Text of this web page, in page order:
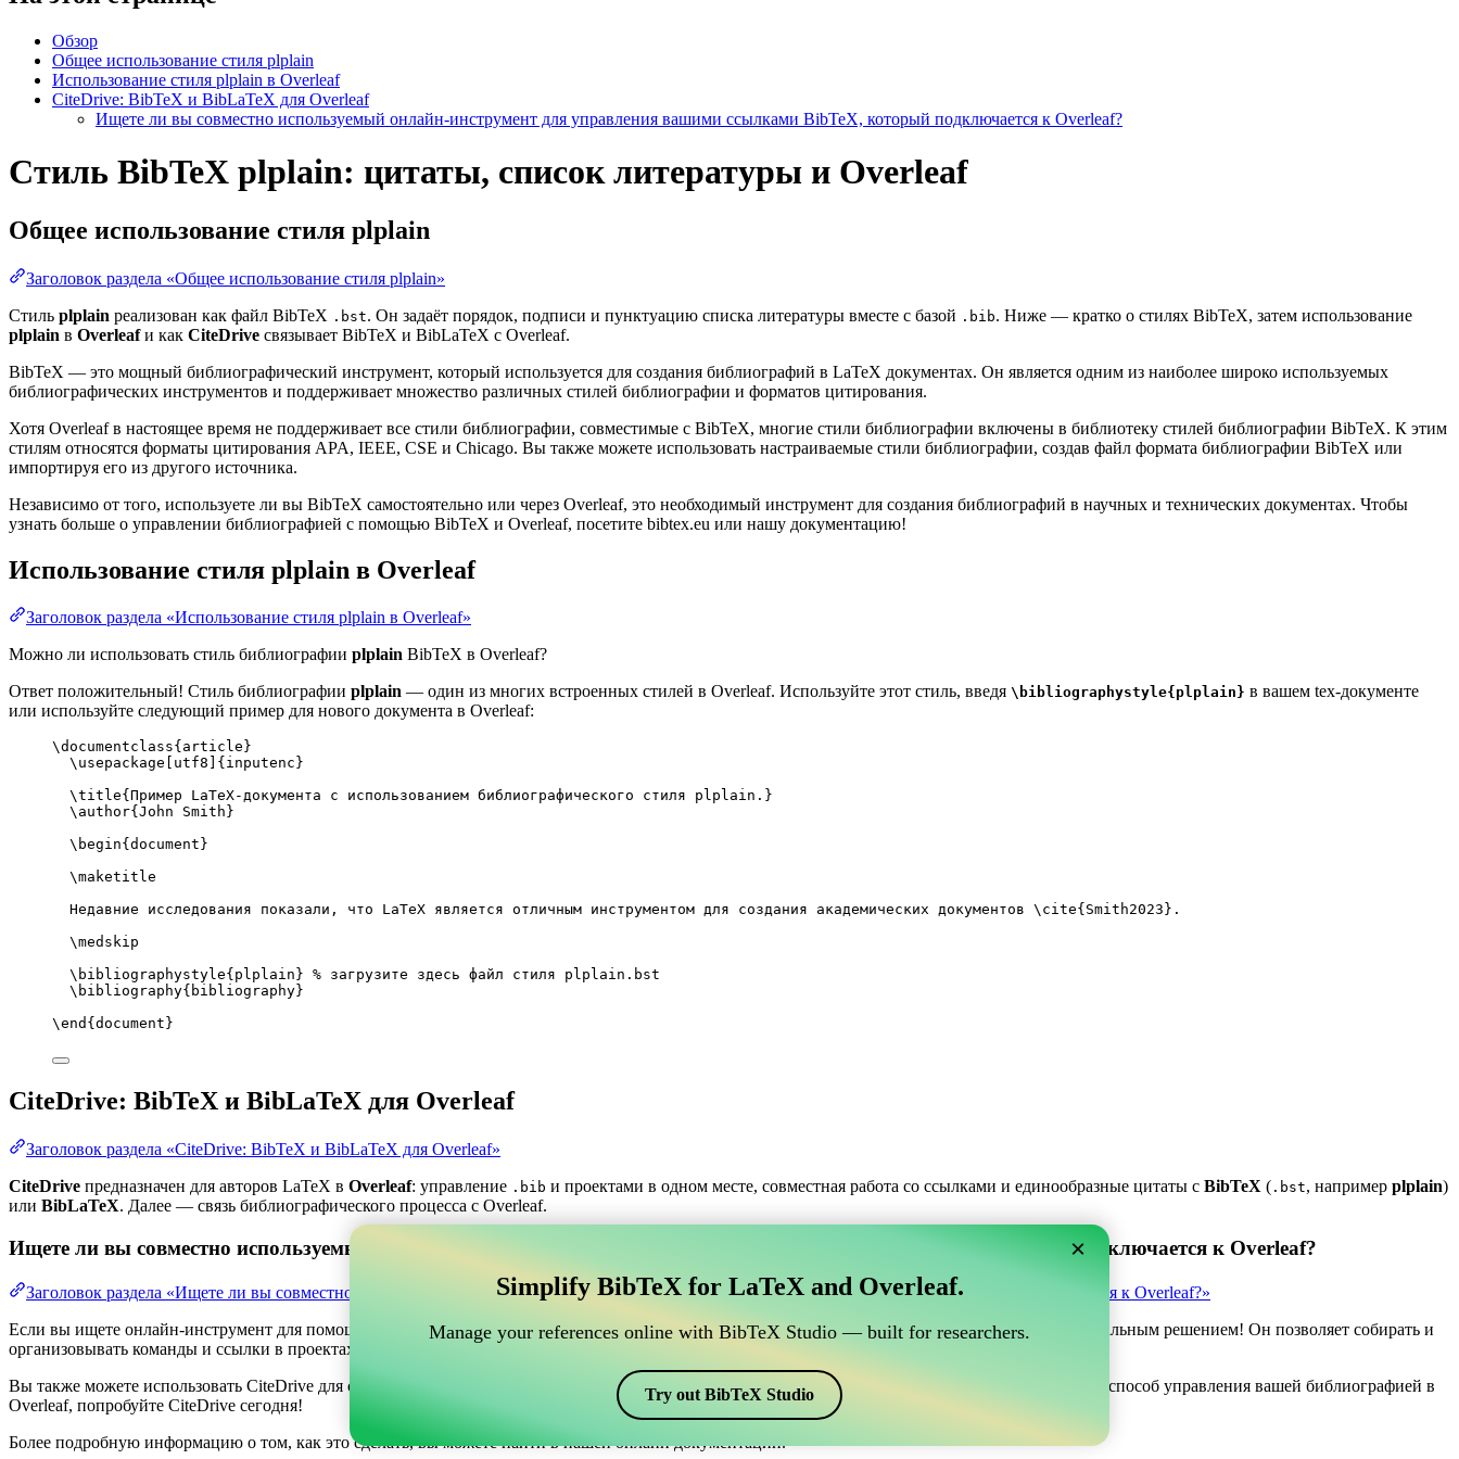
Обзор
Общее использование стиля plplain
Использование стиля plplain в Overleaf
CiteDrive: BibTeX и BibLaTeX для Overleaf
Ищете ли вы совместно используемый онлайн-инструмент для управления вашими ссылками BibTeX, который подключается к Overleaf?
Стиль BibTeX plplain: цитаты, список литературы и Overleaf
Общее использование стиля plplain
Заголовок раздела «Общее использование стиля plplain»
Стиль plplain реализован как файл BibTeX .bst. Он задаёт порядок, подписи и пунктуацию списка литературы вместе с базой .bib. Ниже — кратко о стилях BibTeX, затем использование
plplain в Overleafи как CiteDrive связывает BibTeX и BibLaTeX с Overleaf.
BibTeX — это мощный библиографический инструмент, который используется для создания библиографий в LaTeX документах. Он является одним из наиболее широко используемых
библиографических инструментов и поддерживает множество различных стилей библиографии и форматов цитирования.
Хотя Overleaf в настоящее время не поддерживает все стили библиографии, совместимые с BibTeX, многие стили библиографии включены в библиотеку стилей библиографии BibTeX. К этим
стилям относятся форматы цитирования APA, IEEE, CSE и Chicago. Вы также можете использовать настраиваемые стили библиографии, создав файл формата библиографии BibTeX или
импортируя его из другого источника.
Независимо от того, используете ли вы BibTeX самостоятельно или через Overleaf, это необходимый инструмент для создания библиографий в научных и технических документах. Чтобы
узнать больше о управлении библиографией с помощью BibTeX и Overleaf, посетите bibtex.eu или нашу документацию!
Использование стиля plplain в Overleaf
Заголовок раздела «Использование стиля plplain в Overleaf»
Можно ли использовать стиль библиографии plplain BibTeX в Overleaf?
Ответ положительный! Стиль библиографии plplain — один из многих встроенных стилей в Overleaf. Используйте этот стиль, введя \bibliographystyle{plplain} в вашем tex-документе
или используйте следующий пример для нового документа в Overleaf:
\documentclass{ article }
\usepackage
utf8 ]{ inputenc }
\title{Пример LaTeX-документа с использованием библиографического стиля plplain.}
\author{John Smith}
\begin{ document }
\maketitle
Недавние исследования показали, что LaTeX является отличным инструментом для создания академических документов \cite{ Smith2023 }.
\medskip
\bibliographystyle{plplain} % загрузите здесь файл стиля plplain.bst
\bibliography{bibliography}
\end { document }
CiteDrive: BibTeX и BibLaTeX для Overleaf
Заголовок раздела «CiteDrive: BibTeX и BibLaTeX для Overleaf»
CiteDrive предназначен для авторов LaTeX в Overleaf: управление .bib и проектами в одном месте, совместная работа со ссылками и единообразные цитаты с BibTeX ( .bst, например plplain)
или BibLaTeX. Далее — связь библиографического процесса с Overleaf.
Ищете ли вы совместно используемый онлайн-инструмент для управления вашими ссылками BibTeX, который подключается к Overleaf?
Заголовок раздела «Ищете ли вы совместно используемый онлайн-инструмент для управления вашими ссылками BibTeX, который подключается к Overleaf?»
Если вы ищете онлайн-инструмент для помощи в управлении вашими ссылками, цитатами и библиографией в Overleaf, CiteDrive может быть идеальным решением! Он позволяет собирать и
организовывать команды и ссылки в проектах, одновременно поддерживая актуальность записей BibTeX в вашем проекте Overleaf.
Вы также можете использовать CiteDrive для создания библиографий и цитат в различных стилях, включая plplain. Так что если вы ищете простой способ управления вашей библиографией в
Overleaf, попробуйте CiteDrive сегодня!
Более подробную информацию о том, как это сделать, вы можете найти в нашей онлайн документации.
×
Simplify BibTeX for LaTeX and Overleaf.
Manage your references online with BibTeX Studio — built for researchers.
Try out BibTeX Studio